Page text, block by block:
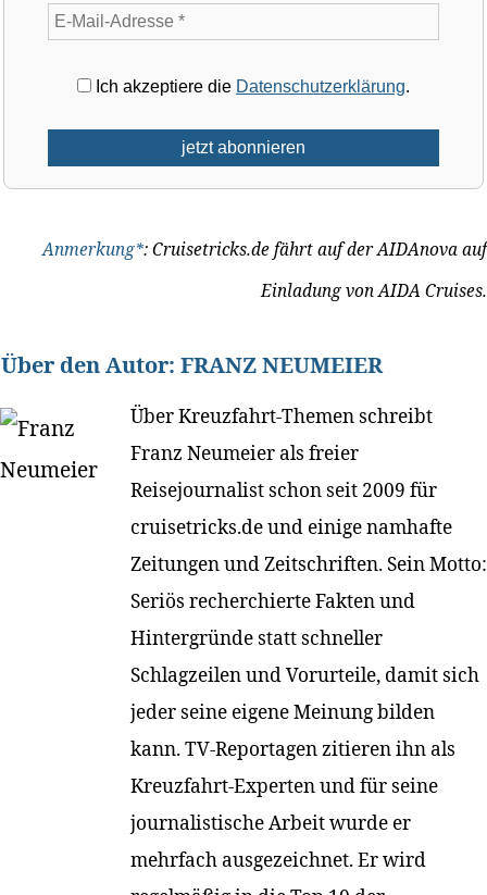
Ich akzeptiere die Datenschutzerklärung.
Anmerkung*: Cruisetricks.de fährt auf der AIDAnova auf
Einladung von AIDA Cruises.
Über den Autor: FRANZ NEUMEIER
Über Kreuzfahrt-Themen schreibt
Franz Neumeier als freier
Reisejournalist schon seit 2009 für
cruisetricks.de und einige namhafte
Zeitungen und Zeitschriften. Sein Motto:
Seriös recherchierte Fakten und
Hintergründe statt schneller
Schlagzeilen und Vorurteile, damit sich
jeder seine eigene Meinung bilden
kann. TV-Reportagen zitieren ihn als
Kreuzfahrt-Experten und für seine
journalistische Arbeit wurde er
mehrfach ausgezeichnet. Er wird